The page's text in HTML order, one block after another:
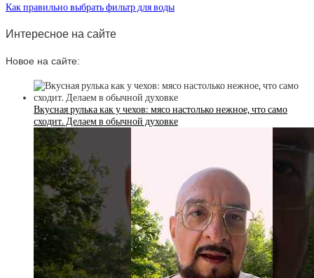
Как правильно выбрать фильтр для воды
Интересное на сайте
Новое на сайте:
Вкусная рулька как у чехов: мясо настолько нежное, что само
сходит. Делаем в обычной духовке